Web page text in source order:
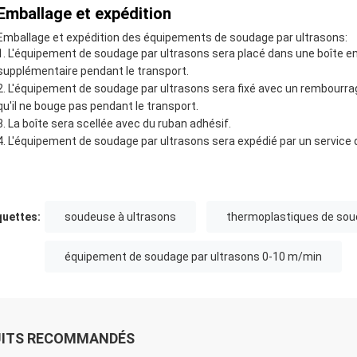
et expédition
et expédition des équipements de soudage par ultrasons:
L'équipement de soudage par ultrasons sera placé dans une boîte
pendant le transport.
L'équipement de soudage par ultrasons sera fixé avec un
ne bouge pas pendant le transport.
La boîte sera scellée avec du ruban adhésif.
L'équipement de soudage par ultrasons sera expédié par un service
soudeuse à ultrasons thermoplastiques de
équipement de soudage par ultrasons 0-10 m/min
RECOMMANDÉS